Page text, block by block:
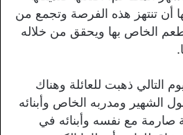
أن تنتهز هذه الفرصة وتجمع من
الخاص بها ويحقق من خلاله
التالي ذهبت للعائلة وهناك
الشهير ومدربه الخاص وأبنائه
صارمة مع نفسه وأبنائه في